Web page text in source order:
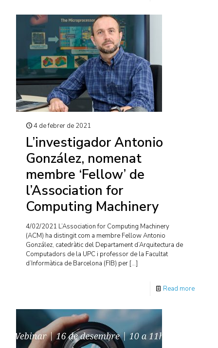
4 de febrer de 2021
L’investigador Antonio
González, nomenat
membre ‘Fellow’ de
l’Association for
Computing Machinery
4/02/2021 L’Association for Computing Machinery
(ACM) ha distingit com a membre Fellow Antonio
González, catedràtic del Departament d’Arquitectura de
Computadors de la UPC i professor de la Facultat
d’Informàtica de Barcelona (FIB) per […]
Read more